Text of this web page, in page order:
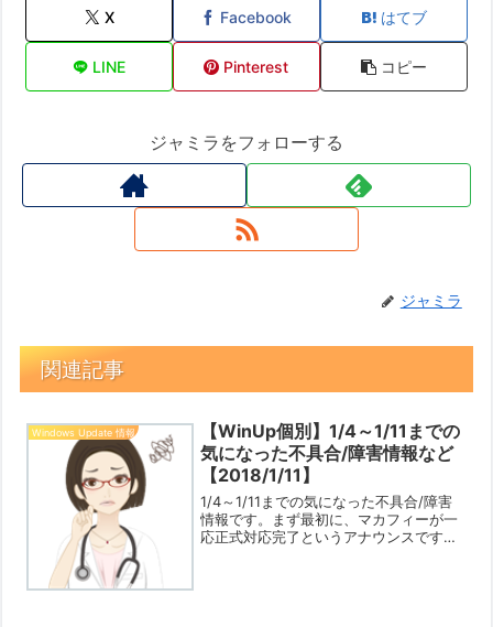
X Facebook はてブ
LINE Pinterest コピー
ジャミラをフォローする
ジャミラ
関連記事
Windows Update 情報
【WinUp個別】1/4～1/11までの
気になった不具合/障害情報など
【2018/1/11】
1/4～1/11までの気になった不具合/障害
情報です。まず最初に、マカフィーが一
応正式対応完了というアナウンスです。